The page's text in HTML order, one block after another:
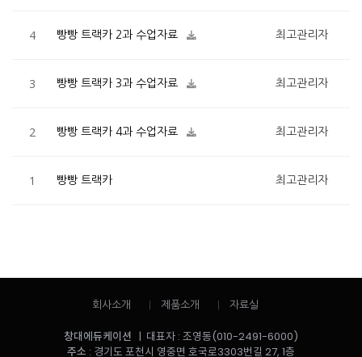
4 빵빵 트랙카 2과 수업자료 최고관리자
3 빵빵 트랙카 3과 수업자료 최고관리자
2 빵빵 트랙카 4과 수업자료 최고관리자
1 빵빵 트랙카 최고관리자
회사소개 제품소개 자료실
창대에듀케이션 | 대표자 : 조영동(010-2491-6000)
주소 : 경기도 포천시 영중면 호국로3303번길 27, 1층